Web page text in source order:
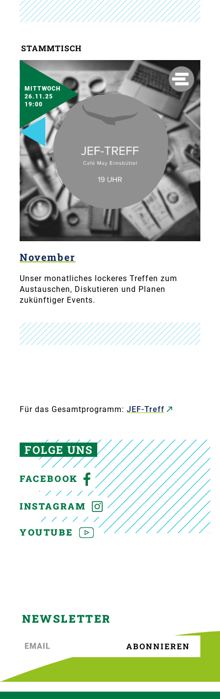
STAMMTISCH
MITTWOCH
26.11.25
19:00
November
Unser monatliches lockeres Treffen zum
Austauschen, Diskutieren und Planen
zukünftiger Events.
Für das Gesamtprogramm: JEF-Treff
FOLGE UNS
FACEBOOK
INSTAGRAM
YOUTUBE
NEWSLETTER